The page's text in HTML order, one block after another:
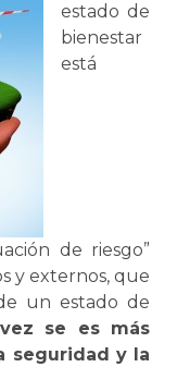
estado de
bienestar
está
de riesgo”
y externos, que
un estado de
se es más
seguridad y la